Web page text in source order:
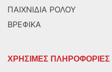
ΠΑΙΧΝΙΔΙΑ ΡΟΛΟΥ
ΒΡΕΦΙΚΑ
ΧΡΗΣΙΜΕΣ ΠΛΗΡΟΦΟΡΙΕΣ